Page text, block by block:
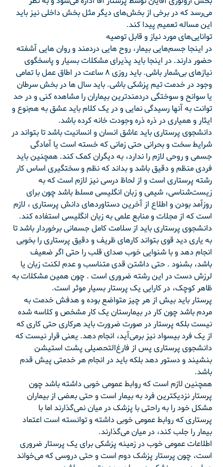
می‌رسد که در برخی از بخش‌های دیگر مثل بخش داخلی نیز باید
این مساله تعمیم پیدا کند.
توانایی‌های مورد نیاز و قابل توصیه
در اینجا جسم‌هایی بیمار، روح هایی دردمند و روان هایی آشفته
حضور دارند. در اینجا باید پذیرای مشکلات بسیار و پاسخگوی
نیازهای بی‌شمار باشی. باید روزی ۸ ساعت در اطاق عمل با تمامی
وجود در خدمت تیم پزشکی باشی. باید سال ها در بخش سرطان
یا سوانح و سوختگی دردمندترین بیماران را مشاهده کنی و در حد
توانت به آنها رسیدگی نمایی و در یک کلام باید عشق به هم‌نوع و
ایثار و همیاری در ذره ذره وجودت خانه کرده باشد.
دانشجوی پرستاری باید عاشق انسان و انسانیت باشد تا بتواند در
شرایط سخت و بحرانی حتی زمانی که خسته است یا آمادگی
جسمی و روحی لازم را ندارد، به دیگران کمک کند. همچنین باید
فردی منظم و دقیق باشد و بداند که نظم و سختگیری اساس کار
رشته پرستاری است و از لحاظ درسی نیز لازم است که به
زیست‌شناسی، شیمی و زبان انگلیسی مسلط باشد چون برای
روزآمد بودن و اطلاع از آخرین دستاوردهای دانش پرستاری ، لازم
است که از مجلات و منابع علمی به زبان انگلیسی استفاده کند.
دانشجوی پرستاری باید از سلامت کامل جسمانی برخوردار باشد تا
به یاری دید قوی بتواند کارهای ظریف و دقیق پرستاری را بخوبی
انجام دهد و با شنوایی خوب صدای قلب را حتی اگر ضعیف
باشد، بشنود . حتی داشتن قدی متناسب و عدم لکنت زبان یا
لرزش دست در این رشته ضروری است . چون همین مشکلات به
ظاهر کوچک، در کارایی یک پرستار بسیار موثر است.
پرستار باید بیش از هر چیز متواضع بوده و هدفش خدمت به
مردم باشد چون کار در بیمارستان یک کار مشخص و کلاسه شده
نیست بلکه پرستار در صورت ضرورت باید هرکاری حتی کاری که
از یک فرد بیسواد نیز برمی‌آید، انجام دهد. یعنی قرار نیست که
دانشجوی پرستاری پس از فارغ‌التحصیلی پشت استیشن
بنشیند و دستور دهد بلکه باید در انجام هر خدمتی پیش قدم
باشد.
همچنین لازم است که روابط عمومی خوبی داشته باشد چون
پرستار نزدیکترین فرد به بیمار است و حتی بعضی از بیماران
مشکل خود را به راحتی با پزشک در میان نمی‌گذارند اما با
پرستاری که روابط عمومی خوبی داشته و توانسته است اعتماد
بیمار را جلب کند، در میان می‌گذارند.
اطلاعات عمومی خوب در زمینه پزشکی برای یک پرستار ضروری
است، چون پرستار پزشک دوم است و حتی دروسی که می‌خواند